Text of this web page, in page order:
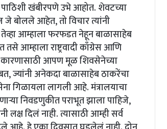
खंबीरपणे उभे आहोत. शेवटच्या
बोलले आहेत, तो विचार त्यांनी
तेव्हा आम्हाला फरफडत नेहून बाळासाहेब
आम्हाला राष्ट्रवादी काँग्रेस आणि
कारणासाठी आपण मूळ शिवसेनेच्या
ज्यांनी अनेकदा बाळासाहेब ठाकरेंचा
गिळायला लागली आहे. मंत्रालयाचा
निवडणुकीत पराभूत झाला पाहिजे,
दिलं नाही. त्यासाठी आम्ही सर्व